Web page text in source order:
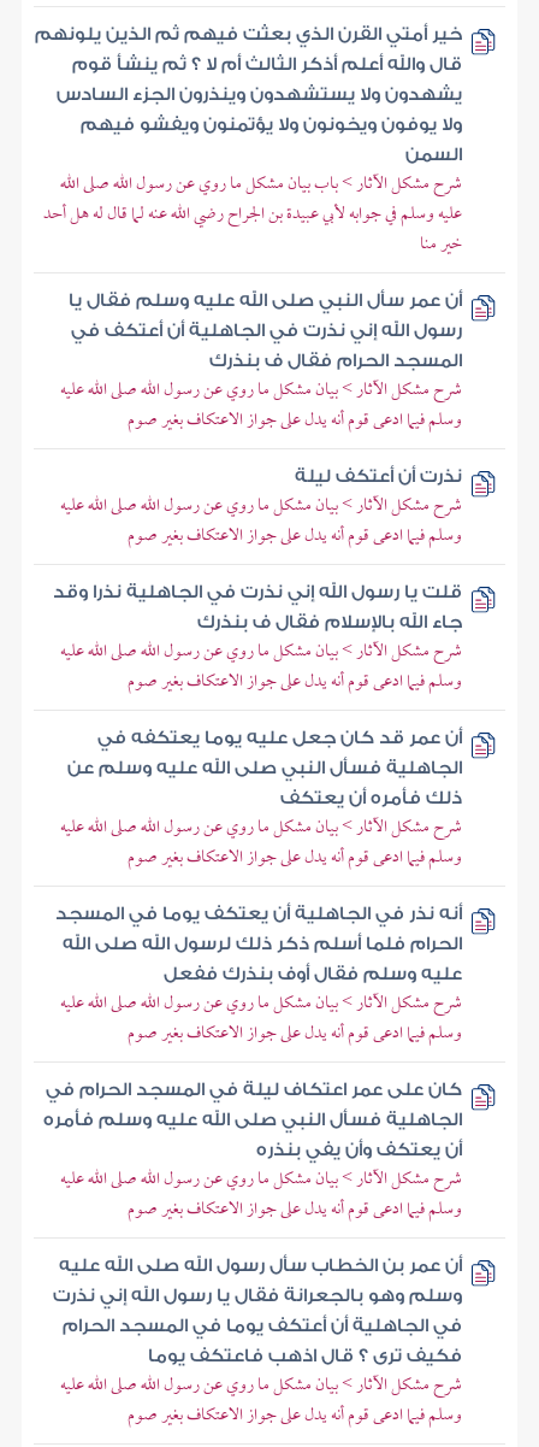
خير أمتي القرن الذي بعثت فيهم ثم الذين يلونهم
قال والله أعلم أذكر الثالث أم لا ؟ ثم ينشأ قوم
يشهدون ولا يستشهدون وينذرون الجزء السادس
ولا يوفون ويخونون ولا يؤتمنون ويفشو فيهم
السمن
شرح مشكل الآثار > باب بيان مشكل ما روي عن رسول الله صلى الله
عليه وسلم في جوابه لأبي عبيدة بن الجراح رضي الله عنه لما قال له هل أحد
خير منا
أن عمر سأل النبي صلى الله عليه وسلم فقال يا
رسول الله إني نذرت في الجاهلية أن أعتكف في
المسجد الحرام فقال ف بنذرك
شرح مشكل الآثار > بيان مشكل ما روي عن رسول الله صلى الله عليه
وسلم فيما ادعى قوم أنه يدل على جواز الاعتكاف بغير صوم
نذرت أن أعتكف ليلة
شرح مشكل الآثار > بيان مشكل ما روي عن رسول الله صلى الله عليه
وسلم فيما ادعى قوم أنه يدل على جواز الاعتكاف بغير صوم
قلت يا رسول الله إني نذرت في الجاهلية نذرا وقد
جاء الله بالإسلام فقال ف بنذرك
شرح مشكل الآثار > بيان مشكل ما روي عن رسول الله صلى الله عليه
وسلم فيما ادعى قوم أنه يدل على جواز الاعتكاف بغير صوم
أن عمر قد كان جعل عليه يوما يعتكفه في
الجاهلية فسأل النبي صلى الله عليه وسلم عن
ذلك فأمره أن يعتكف
شرح مشكل الآثار > بيان مشكل ما روي عن رسول الله صلى الله عليه
وسلم فيما ادعى قوم أنه يدل على جواز الاعتكاف بغير صوم
أنه نذر في الجاهلية أن يعتكف يوما في المسجد
الحرام فلما أسلم ذكر ذلك لرسول الله صلى الله
عليه وسلم فقال أوف بنذرك ففعل
شرح مشكل الآثار > بيان مشكل ما روي عن رسول الله صلى الله عليه
وسلم فيما ادعى قوم أنه يدل على جواز الاعتكاف بغير صوم
كان على عمر اعتكاف ليلة في المسجد الحرام في
الجاهلية فسأل النبي صلى الله عليه وسلم فأمره
أن يعتكف وأن يفي بنذره
شرح مشكل الآثار > بيان مشكل ما روي عن رسول الله صلى الله عليه
وسلم فيما ادعى قوم أنه يدل على جواز الاعتكاف بغير صوم
أن عمر بن الخطاب سأل رسول الله صلى الله عليه
وسلم وهو بالجعرانة فقال يا رسول الله إني نذرت
في الجاهلية أن أعتكف يوما في المسجد الحرام
فكيف ترى ؟ قال اذهب فاعتكف يوما
شرح مشكل الآثار > بيان مشكل ما روي عن رسول الله صلى الله عليه
وسلم فيما ادعى قوم أنه يدل على جواز الاعتكاف بغير صوم